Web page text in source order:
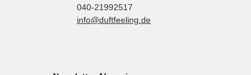
040-21992517
info@duftfeeling.de